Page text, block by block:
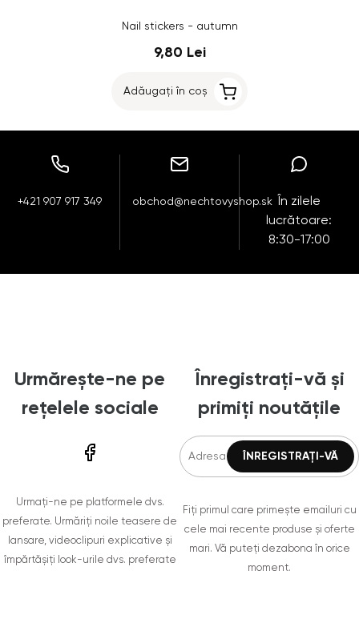
Nail stickers - autumn
9,80 Lei
Adăugați în coș
+421 907 917 349 obchod@nechtovyshop.sk
În zilele
lucrătoare:
8:30-17:00
Urmărește-ne pe
rețelele sociale
Urmați-ne pe platformele dvs.
preferate. Urmăriți noile teasere de
lansare, videoclipuri explicative și
împărtășiți look-urile dvs. preferate
Înregistrați-vă și
primiți noutățile
Fiți primul care primește emailuri cu
cele mai recente produse și oferte
mari. Vă puteți dezabona în orice
moment.